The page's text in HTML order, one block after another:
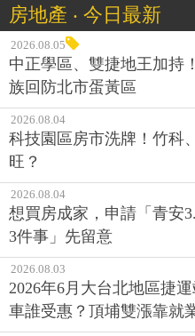
房地產 ‧ 今日最新
2026.08.05
中正學區、雙捷地王加持
族回防北市蛋黃區
2026.08.04
科技園區房市洗牌！竹科
旺？
2026.08.04
想買房成家，申請「青安
3件事」先留意
2026.08.03
2026年6月大台北地區捷
車誰受惠？頂埔雙漲靠就